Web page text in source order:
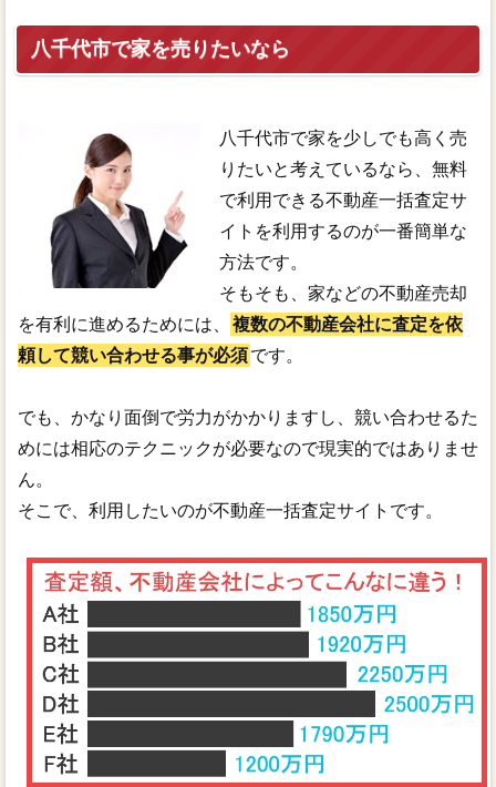
八千代市で家を売りたいなら
八千代市で家を少しでも高く売
りたいと考えているなら、無料
で利用できる不動産一括査定サ
イトを利用するのが一番簡単な
方法です。
そもそも、家などの不動産売却
を有利に進めるためには、
複数の不動産会社に査定を依
頼して競い合わせる事が必須です。
でも、かなり面倒で労力がかかりますし、競い合わせるた
めには相応のテクニックが必要なので現実的ではありませ
ん。
そこで、利用したいのが不動産一括査定サイトです。